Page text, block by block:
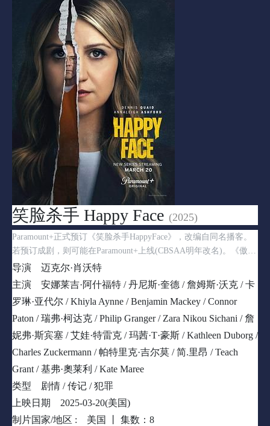
笑脸杀手 Happy Face (2025)
Paramount+正式预订《笑脸杀手HappyFace》，改编自同名播客。
若预订成剧，则可能在Paramount+上线(CBSAA明年改名)。《傲骨
之战》主创金夫妇联手《法官》编剧JenniferCacicio共同打造，后
者领头该剧编剧室。该播客讲述了MelissaMoore，在15岁时发现自
己父亲KeithHunterJesperson是一名连环杀手，因为他在给媒体和叫
公诉人的信上画笑脸，而被人称作"笑脸杀手"。成年的Moore换了
姓氏，切断了和正在服刑的父亲的一切联系。但当他联系上她，宣
城自己的受害者还有更多时，她被牵扯进了一场非同寻常的调查，
调查她父亲的罪行，这些罪行对受害者家人的影响，以及最终面对
自己的身份。Moore曾写过一本关于自己经历的书，叫
《ShatteredSilence》。
导演
迈克尔·肖沃特
主演
安娜莱吉·阿什福特 / 丹尼斯·奎德 / 詹姆斯·沃克 / 卡
罗琳·亚代尔 / Khiyla Aynne / Benjamin Mackey / Connor
Paton / 瑞弗·柯达克 / Philip Granger / Zara Nikou Sichani / 詹
妮弗·斯宾塞 / 艾娃·特雷克 / 玛茜·T·豪斯 / Kathleen Duborg /
Charles Zuckermann / 帕特里克·吉尔莫 / 简.里昂 / Teach
Grant / 基弗·奧莱利 / Kate Maree
类型
剧情 / 传记 / 犯罪
上映日期
2025-03-20(美国)
制片国家/地区 :
美国 丨 集数：8